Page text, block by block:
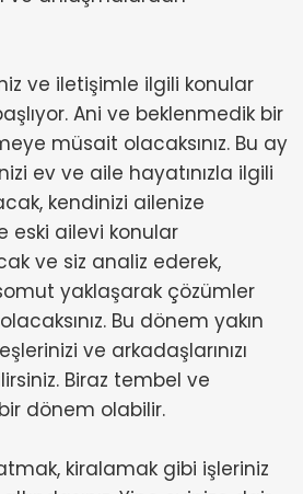
ve iletişimle ilgili konular
Ani ve beklenmedik bir
müsait olacaksınız. Bu ay
ev ve aile hayatınızla ilgili
kendinizi ailenize
eski ailevi konular
ve siz analiz ederek,
yaklaşarak çözümler
Bu dönem yakın
ve arkadaşlarınızı
Biraz tembel ve
dönem olabilir.
kiralamak gibi işleriniz